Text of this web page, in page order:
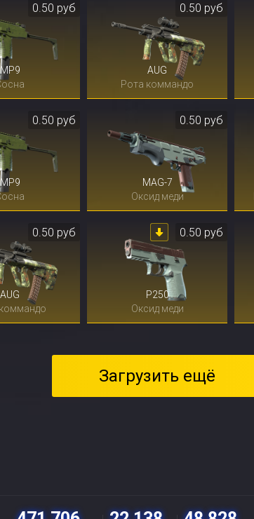
MP9
0.50 руб
AUG
Рота коммандо
0.50 руб
MP9
0.50 руб
MAG-7
Оксид меди
0.50 руб
AUG
0.50 руб
P250
Оксид меди
0.50 руб
Загрузить ещё